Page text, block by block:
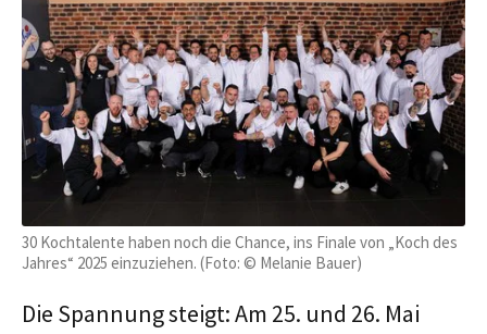
30 Kochtalente haben noch die Chance, ins Finale von „Koch des
Jahres“ 2025 einzuziehen. (Foto: © Melanie Bauer)
Die Spannung steigt: Am 25. und 26. Mai